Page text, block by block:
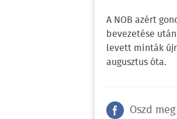
A NOB azért
bevezetése
levett minták
augusztus óta.
Oszd